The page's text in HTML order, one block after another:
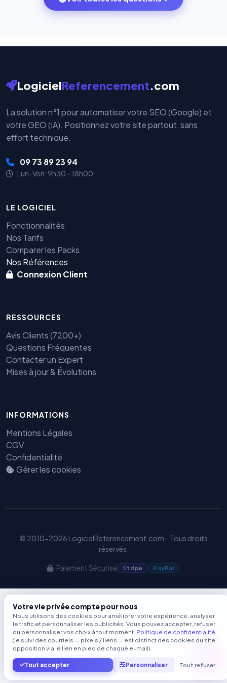
par nos serveurs — elles sont gérées directement et
LogicielReferencement.com
La solution n°1 pour automatiser votre SEO (Google) et
votre GEO (IA). Positionnez votre site partout, sans
effort technique.
09 73 89 23 94
Lun-Ven: 9h30 - 18h00
LE LOGICIEL
Fonctionnalités
Nos Tarifs
Comparer les Packs
Nos Références
Connexion Client
RESSOURCES
Avis Clients (7200+)
Questions Fréquentes
Contacter un Expert
Mises à jour & Évolutions
INFORMATIONS
Mentions Légales
CGV
Confidentialité
Gérer les cookies
© 2010-2026 LogicielReferencement.com - Tous droits
réservés.
Paiement Sécurisé Stripe PayPal
Votre vie privée compte pour nous
Nous utilisons des cookies pour améliorer votre expérience, analyser
le trafic et personnaliser les publicités. Vous pouvez accepter, refuser
ou personnaliser vos choix à tout moment. Politique de confidentialité
(le suivi des courriels — pixels / liens — est distinct des cookies du site ;
opposition via le lien en pied de chaque e-mail).
Tout accepter Personnaliser Tout refuser